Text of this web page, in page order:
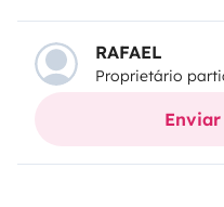
Un sitio confortable al
ducha, cocina con
y cama grande.
cama en el salón.
RAFAEL
Proprietário